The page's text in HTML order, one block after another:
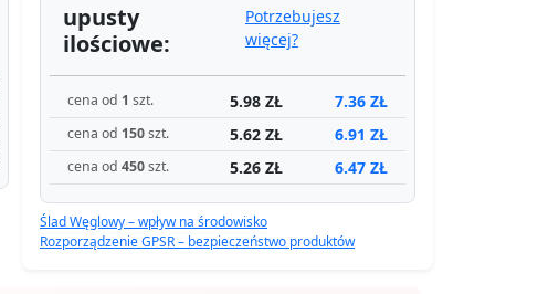
upusty
ilościowe:
Potrzebujesz
więcej?
cena od 1 szt. 5.98 ZŁ 7.36 ZŁ
cena od 150szt. 5.62 ZŁ 6.91 ZŁ
cena od 450szt. 5.26 ZŁ 6.47 ZŁ
Ślad Węglowy – wpływ na środowisko
Rozporządzenie GPSR – bezpieczeństwo produktów